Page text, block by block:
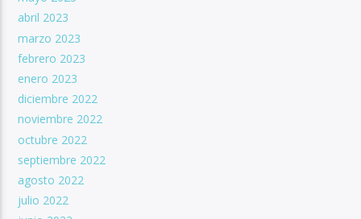
abril 2023
marzo 2023
febrero 2023
enero 2023
diciembre 2022
noviembre 2022
octubre 2022
septiembre 2022
agosto 2022
julio 2022